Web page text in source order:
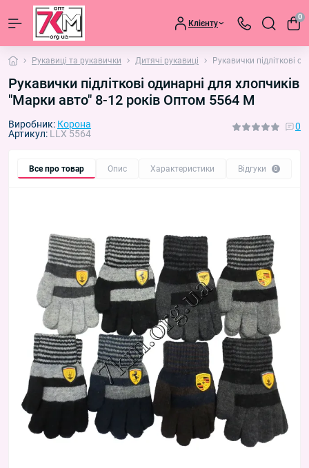
Клієнту
0
Рукавиці та рукавички Дитячі рукавиці Рукавички підліткові
Рукавички підліткові одинарні для хлопчиків
"Марки авто" 8-12 років Оптом 5564 M
Виробник: Корона
Артикул: LLX 5564
0
Все про товар Опис Характеристики Відгуки 0